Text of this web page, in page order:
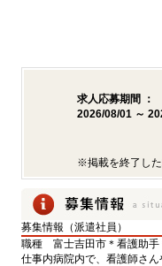
求人応募期間 ：
2026/08/01 ～
※掲載を終了した
募集情報（派遣社員）
職種
富士吉田市＊看護助
仕事内病院内で、看護師さ